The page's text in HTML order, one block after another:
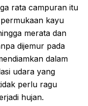
rata campuran itu
kayu
merata dan
dijemur pada
dalam
udara yang
perlu ragu
hujan.